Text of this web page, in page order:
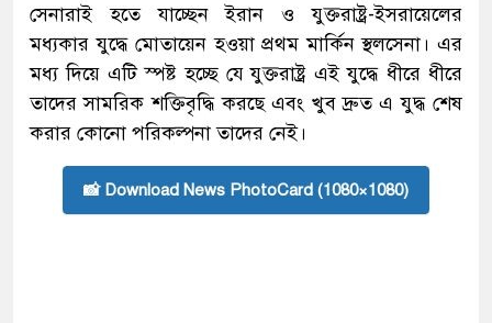
সেনারাই হতে যাচ্ছেন ইরান ও যুক্তরাষ্ট্র-ইসরায়েলের
মধ্যকার যুদ্ধে মোতায়েন হওয়া প্রথম মার্কিন স্থলসেনা। এর
মধ্য দিয়ে এটি স্পষ্ট হচ্ছে যে যুক্তরাষ্ট্র এই যুদ্ধে ধীরে ধীরে
তাদের সামরিক শক্তিবৃদ্ধি করছে এবং খুব দ্রুত এ যুদ্ধ শেষ
করার কোনো পরিকল্পনা তাদের নেই।
📸 Download News PhotoCard (1080×1080)